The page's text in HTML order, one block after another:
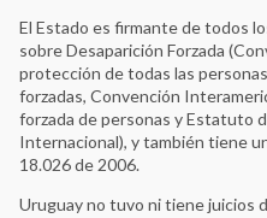
El Estado es firmante de todos
sobre Desaparición Forzada
protección de todas las
forzadas, Convención
forzada de personas y Estatuto
Internacional), y también tiene
18.026 de 2006.
Uruguay no tuvo ni tiene juicios